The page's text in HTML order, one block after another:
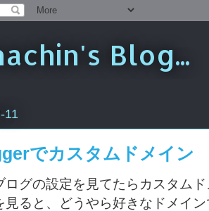
Blog...
11
でカスタムドメイン
ログの設定を見てたらカスタム
見ると、どうやら好きなドメイ